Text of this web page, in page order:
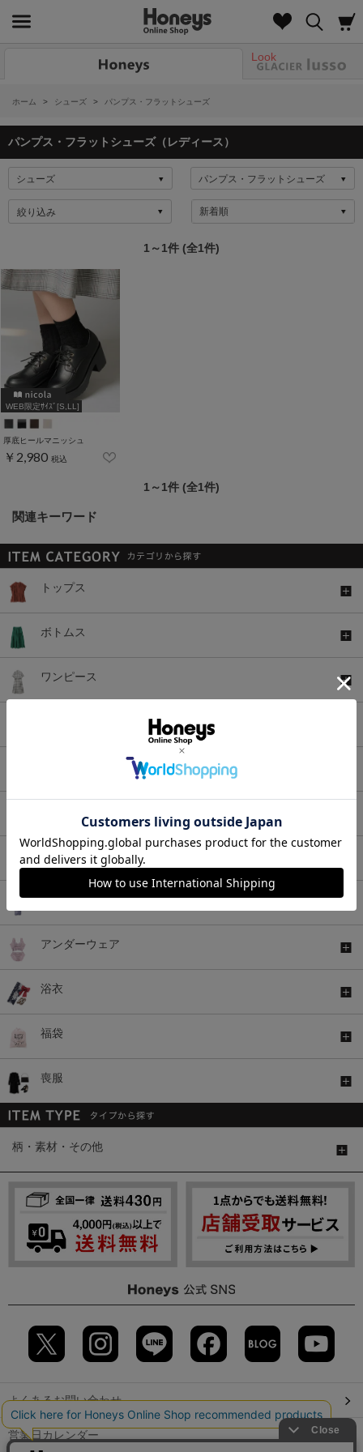
Look
ホーム > シューズ > パンプス・フラットシューズ
パンプス・フラットシューズ（レディース）
絞り込み
1～1件 (全1件)
WEB限定ｻｲｽﾞ[S,LL]
厚底ヒールマニッシュ
￥2,980 税込
1～1件 (全1件)
関連キーワード
トップス
ボトムス
ワンピース
シューズ
ファッショングッズ
アンダーウェア
浴衣
福袋
喪服
柄・素材・その他
よくあるお問い合わせ
営業日カレンダー